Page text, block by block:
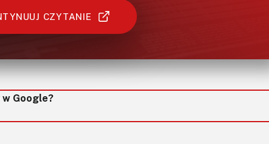
CZYTANIE
Google?